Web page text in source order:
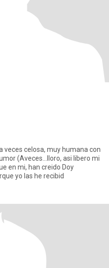
veces celosa, muy humana con
(Aveces...lloro, asi libero mi
yo las he recibid